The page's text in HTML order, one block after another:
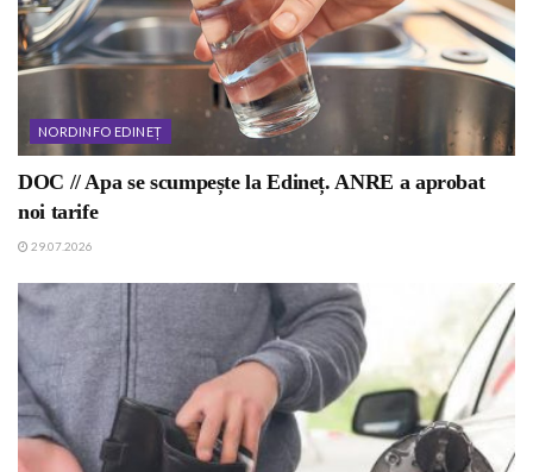
NORDINFO EDINEȚ
DOC // Apa se scumpește la Edineț. ANRE a aprobat
noi tarife
29.07.2026